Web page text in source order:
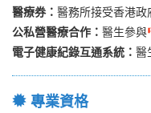
醫療券： 醫務所接受香港政
公私營醫療合作： 醫生參與
電子健康紀錄互通系統： 醫
專業資格